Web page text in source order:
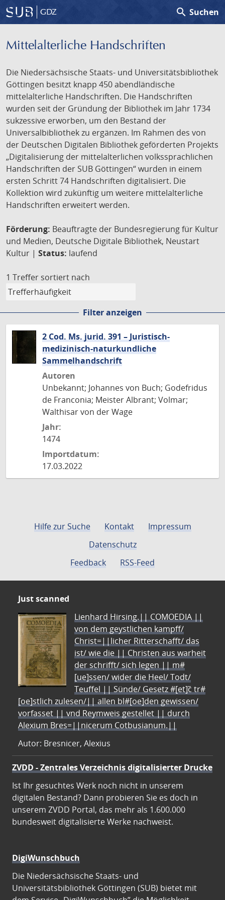
GDZ search Suchen
Mittelalterliche Handschriften
Die Niedersächsische Staats- und Universitätsbibliothek
Göttingen besitzt knapp 450 abendländische
mittelalterliche Handschriften. Die Handschriften
wurden seit der Gründung der Bibliothek im Jahr 1734
sukzessive erworben, um den Bestand der
Universalbibliothek zu ergänzen. Im Rahmen des von
der Deutschen Digitalen Bibliothek geförderten Projekts
„Digitalisierung der mittelalterlichen volkssprachlichen
Handschriften der SUB Göttingen“ wurden in einem
ersten Schritt 74 Handschriften digitalisiert. Die
Kollektion wird zukünftig um weitere mittelalterliche
Handschriften erweitert werden.
Förderung: Beauftragte der Bundesregierung für Kultur
und Medien, Deutsche Digitale Bibliothek, Neustart
Kultur | Status: laufend
1 Treffer sortiert nach
Filter anzeigen
2 Cod. Ms. jurid. 391 – Juristisch-
medizinisch-naturkundliche
Sammelhandschrift
Autoren
Unbekannt; Johannes von Buch; Godefridus
de Franconia; Meister Albrant; Volmar;
Walthisar von der Wage
Jahr:
1474
Importdatum:
17.03.2022
Hilfe zur Suche Kontakt
Impressum
Datenschutz
Feedback
RSS-Feed
Just scanned
Lienhard Hirsing.|| COMOEDIA ||
von dem geystlichen kampff/
Christ=||licher Ritterschafft/ das
ist/ wie die || Christen aus warheit
der schrifft/ sich legen || m#
[ue]ssen/ wider die Heel/ Todt/
Teuffel || Sünde/ Gesetz #[et]c̃ tr#
[oe]stlich zulesen/|| allen bl#[oe]den gewissen/
vorfasset || vnd Reymweis gestellet || durch
Alexium Bres=||nicerum Cotbusianum.||
Autor: Bresnicer, Alexius
ZVDD - Zentrales Verzeichnis digitalisierter Drucke
Ist Ihr gesuchtes Werk noch nicht in unserem
digitalen Bestand? Dann probieren Sie es doch in
unserem ZVDD Portal, das mehr als 1.600.000
bundesweit digitalisierte Werke nachweist.
DigiWunschbuch
Die Niedersächsische Staats- und
Universitätsbibliothek Göttingen (SUB) bietet mit